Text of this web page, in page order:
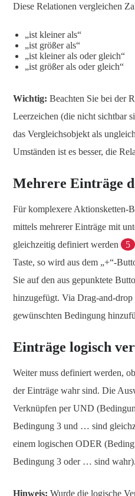
Diese Relationen vergleichen
„ist kleiner als“
„ist größer als“
„ist kleiner als oder gleich“
„ist größer als oder gleich“
Wichtig: Beachten Sie bei der
Leerzeichen (die nicht sichtbar
das Vergleichsobjekt als
Umständen ist es besser, die
Mehrere Einträge
Für komplexere Aktionsketten-
mittels mehrerer Einträge mit
gleichzeitig definiert werden
5
Taste, so wird aus dem „+“-
Sie auf den aus gepunktete
hinzugefügt. Via Drag-and-
gewünschten Bedingung
Einträge logisch
Weiter muss definiert werden,
der Einträge wahr sind. Die
Verknüpfen per UND
Bedingung 3 und … sind
einem logischen ODER
Bedingung 3 oder … sind wahr).
Hinweis: Wurde die logische